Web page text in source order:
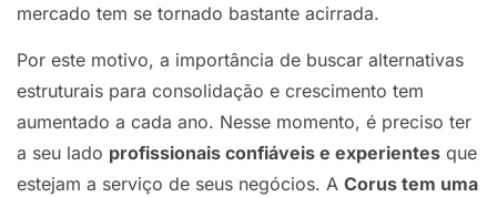
mercado tem se tornado bastante acirrada.
Por este motivo, a importância de buscar alternativas
estruturais para consolidação e crescimento tem
aumentado a cada ano. Nesse momento, é preciso ter
a seu lado profissionais confiáveis e experientes que
estejam a serviço de seus negócios. A Corus tem uma